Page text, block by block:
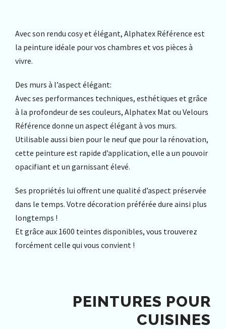
Avec son rendu cosy et élégant, Alphatex Référence est
la peinture idéale pour vos chambres et vos pièces à
vivre.
Des murs à l’aspect élégant:
Avec ses performances techniques, esthétiques et grâce
à la profondeur de ses couleurs, Alphatex Mat ou Velours
Référence donne un aspect élégant à vos murs.
Utilisable aussi bien pour le neuf que pour la rénovation,
cette peinture est rapide d’application, elle a un pouvoir
opacifiant et un garnissant élevé.
Ses propriétés lui offrent une qualité d’aspect préservée
dans le temps. Votre décoration préférée dure ainsi plus
longtemps !
Et grâce aux 1600 teintes disponibles, vous trouverez
forcément celle qui vous convient !
PEINTURES POUR
CUISINES